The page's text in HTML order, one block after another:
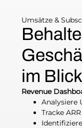
Umsätze &
im Blick
Revenue
Analysiere
Tracke